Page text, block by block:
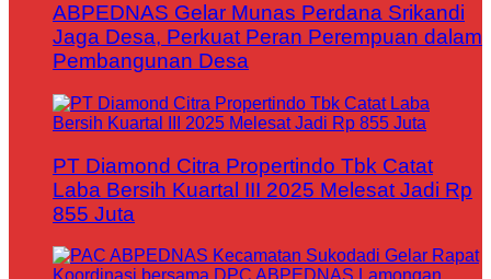
ABPEDNAS Gelar Munas Perdana Srikandi
Jaga Desa, Perkuat Peran Perempuan dalam
Pembangunan Desa
PT Diamond Citra Propertindo Tbk Catat
Laba Bersih Kuartal III 2025 Melesat Jadi Rp
855 Juta